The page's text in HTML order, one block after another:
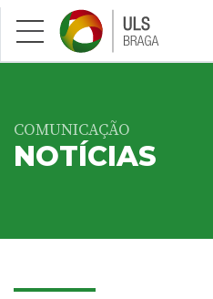
Saltar para conteúdo principal
COMUNICAÇÃO
NOTÍCIAS